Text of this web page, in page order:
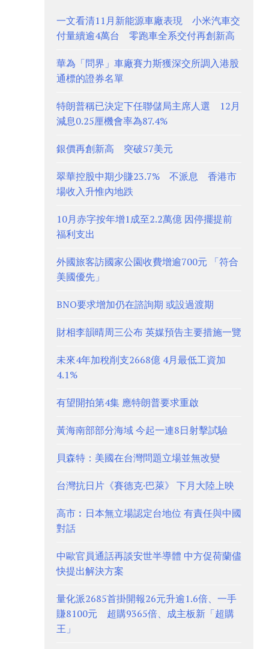
一文看清11月新能源車廠表現 小米汽車交
付量續逾4萬台 零跑車全系交付再創新高
華為「問界」車廠賽力斯獲深交所調入港股
通標的證券名單
特朗普稱已決定下任聯儲局主席人選 12月
減息0.25厘機會率為87.4%
銀價再創新高 突破57美元
翠華控股中期少賺23.7% 不派息 香港市
場收入升惟內地跌
10月赤字按年增1成至2.2萬億 因停擺提前
福利支出
外國旅客訪國家公園收費增逾700元 「符合
美國優先」
BNO要求增加仍在諮詢期 或設過渡期
財相李韻晴周三公布 英媒預告主要措施一覽
未來4年加稅削支2668億 4月最低工資加
4.1%
有望開拍第4集 應特朗普要求重啟
黃海南部部分海域 今起一連8日射擊試驗
貝森特：美國在台灣問題立場並無改變
台灣抗日片《賽德克·巴萊》 下月大陸上映
高市︰日本無立場認定台地位 有責任與中國
對話
中歐官員通話再談安世半導體 中方促荷蘭儘
快提出解決方案
量化派2685首掛開報26元升逾1.6倍、一手
賺8100元 超購9365倍、成主板新「超購
王」